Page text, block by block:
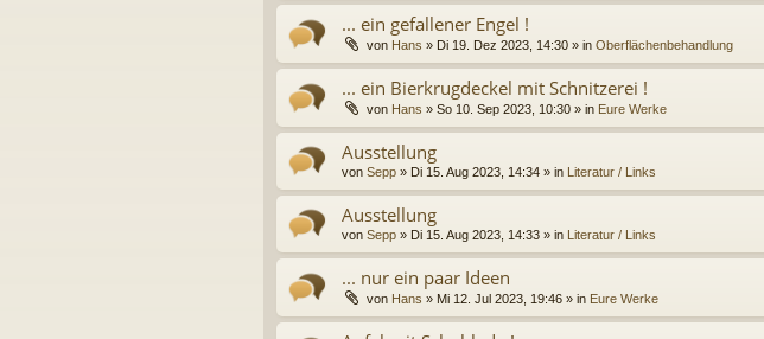
... ein gefallener Engel !
von Hans » Di 19. Dez 2023, 14:30 » in Oberflächenbehandlung
... ein Bierkrugdeckel mit Schnitzerei !
von Hans » So 10. Sep 2023, 10:30 » in Eure Werke
Ausstellung
von Sepp » Di 15. Aug 2023, 14:34 » in Literatur / Links
Ausstellung
von Sepp » Di 15. Aug 2023, 14:33 » in Literatur / Links
... nur ein paar Ideen
von Hans » Mi 12. Jul 2023, 19:46 » in Eure Werke